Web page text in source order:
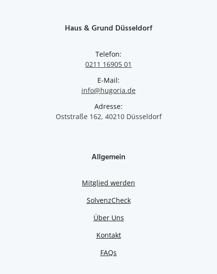
Haus & Grund Düsseldorf
Telefon:
0211 16905 01
E-Mail:
info@hugoria.de
Adresse:
Oststraße 162, 40210 Düsseldorf
Allgemein
Mitglied werden
SolvenzCheck
Über Uns
Kontakt
FAQs